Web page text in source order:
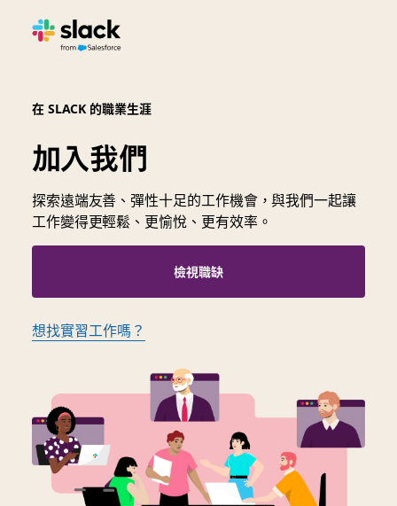
在 SLACK 的職業生涯
加入我們
探索遠端友善、彈性十足的工作機會，與我們一起讓
工作變得更輕鬆、更愉悅、更有效率。
檢視職缺
想找實習工作嗎？